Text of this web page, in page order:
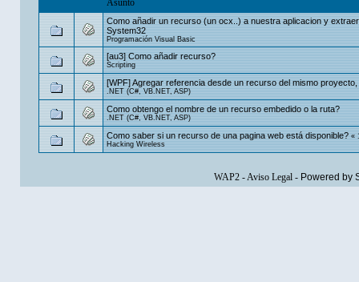
Como añadir un recurso (un ocx..) a nuestra aplicacion y
System32
Programación Visual Basic
[au3] Como añadir recurso?
Scripting
[WPF] Agregar referencia desde un recurso del mismo
.NET (C#, VB.NET, ASP)
Como obtengo el nombre de un recurso embedido o la ruta?
.NET (C#, VB.NET, ASP)
Como saber si un recurso de una pagina web está disponible? «
Hacking Wireless
WAP2-Aviso Legal- Powered by